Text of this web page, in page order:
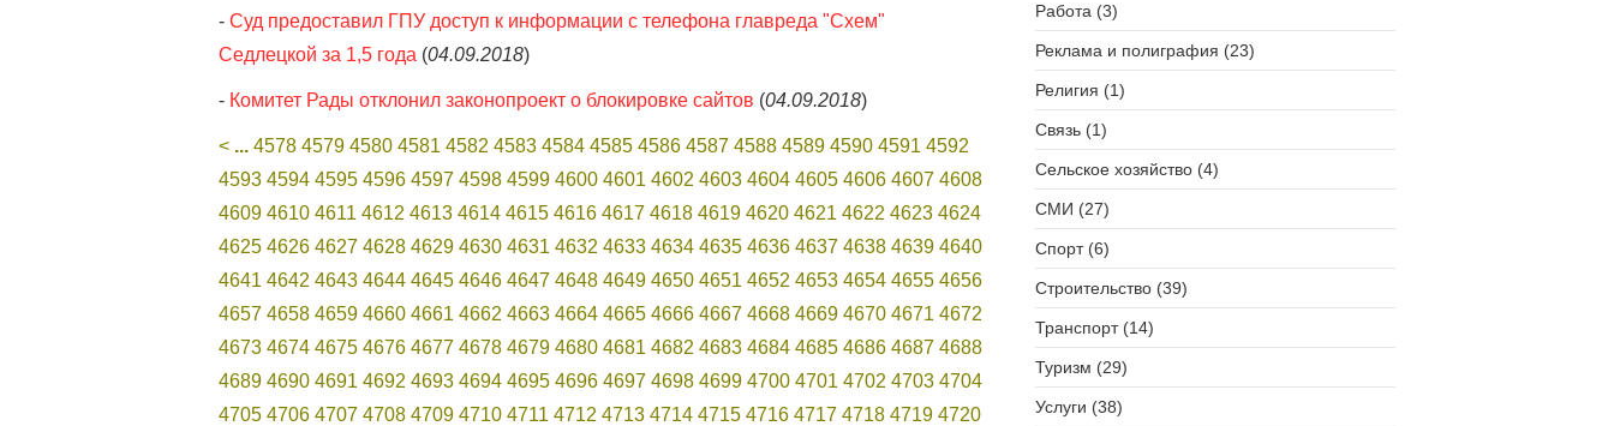
- Суд предоставил ГПУ доступ к информации с телефона главреда "Схем"
Седлецкой за 1,5 года (04.09.2018)
- Комитет Рады отклонил законопроект о блокировке сайтов (04.09.2018)
< ... 4578 4579 4580 4581 4582 4583 4584 4585 4586 4587 4588 4589 4590 4591 4592
4593 4594 4595 4596 4597 4598 4599 4600 4601 4602 4603 4604 4605 4606 4607 4608
4609 4610 4611 4612 4613 4614 4615 4616 4617 4618 4619 4620 4621 4622 4623 4624
4625 4626 4627 4628 4629 4630 4631 4632 4633 4634 4635 4636 4637 4638 4639 4640
4641 4642 4643 4644 4645 4646 4647 4648 4649 4650 4651 4652 4653 4654 4655 4656
4657 4658 4659 4660 4661 4662 4663 4664 4665 4666 4667 4668 4669 4670 4671 4672
4673 4674 4675 4676 4677 4678 4679 4680 4681 4682 4683 4684 4685 4686 4687 4688
4689 4690 4691 4692 4693 4694 4695 4696 4697 4698 4699 4700 4701 4702 4703 4704
4705 4706 4707 4708 4709 4710 4711 4712 4713 4714 4715 4716 4717 4718 4719 4720
Работа (3)
Реклама и полиграфия (23)
Религия (1)
Связь (1)
Сельское хозяйство (4)
СМИ (27)
Спорт (6)
Строительство (39)
Транспорт (14)
Туризм (29)
Услуги (38)